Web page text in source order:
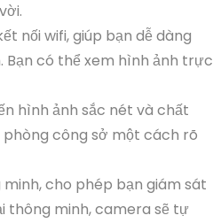
nối wifi, giúp bạn dễ dàng
Bạn có thể xem hình ảnh trực
hình ảnh sắc nét và chất
công sở một cách rõ
cho phép bạn giám sát
thông minh, camera sẽ tự